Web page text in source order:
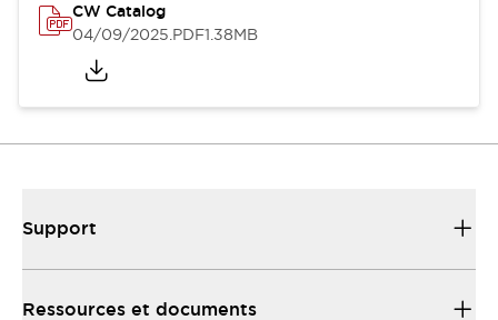
CW Catalog
04/09/2025.PDF1.38MB
Support
Ressources et documents